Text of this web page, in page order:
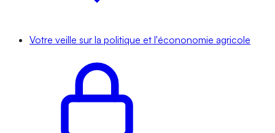
Votre veille sur la politique et l'écononomie agricole